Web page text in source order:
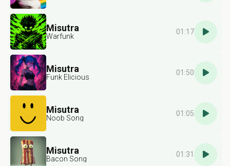
Misutra
Warfunk
01:17
Misutra
Funk Elicious
01:50
Misutra
Noob Song
01:05
Misutra
Bacon Song
01:31